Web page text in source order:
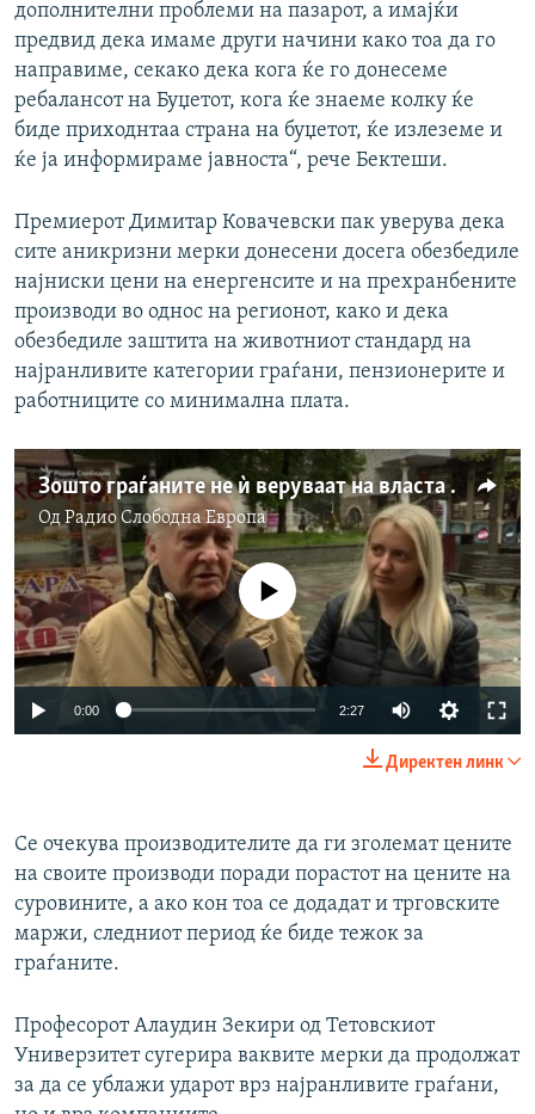
дополнителни проблеми на пазарот, а имајќи
предвид дека имаме други начини како тоа да го
направиме, секако дека кога ќе го донесеме
ребалансот на Буџетот, кога ќе знаеме колку ќе
биде приходнтаа страна на буџетот, ќе излеземе и
ќе ја информираме јавноста“, рече Бектеши.
Премиерот Димитар Ковачевски пак уверува дека
сите аникризни мерки донесени досега обезбедиле
најниски цени на енергенсите и на прехранбените
производи во однос на регионот, како и дека
обезбедиле заштита на животниот стандард на
најранливите категории граѓани, пензионерите и
работниците со минимална плата.
Зошто граѓаните не ѝ веруваат на власта и во време на кризи?
ОдРадио Слободна Eвропа
720p 1080p
No media source currently available
0:00 2:27
720p
1080p
Директен линк
Се очекува производителите да ги зголемат цените
на своите производи поради порастот на цените на
суровините, а ако кон тоа се додадат и трговските
маржи, следниот период ќе биде тежок за
граѓаните.
Професорот Алаудин Зекири од Тетовскиот
Универзитет сугерира ваквите мерки да продолжат
за да се ублажи ударот врз најранливите граѓани,